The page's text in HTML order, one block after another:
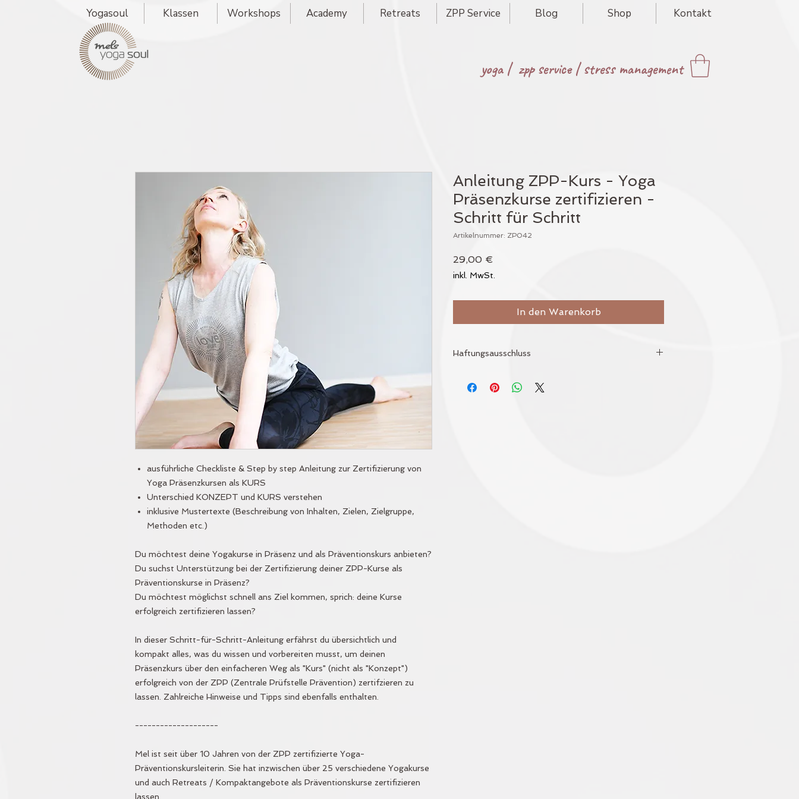
Yogasoul Klassen Workshops Academy Retreats ZPP Service Blog Shop Kontakt
yoga | zpp service|stress management
ausführliche Checkliste & Step by step Anleitung zur Zertifizierung von
Yoga Präsenzkursen als KURS
Unterschied KONZEPT und KURS verstehen
inklusive Mustertexte (Beschreibung von Inhalten, Zielen, Zielgruppe,
Methoden etc.)
Du möchtest deine Yogakurse in Präsenz und als Präventionskurs anbieten?
Du suchst Unterstützung bei der Zertifizierung deiner ZPP-Kurse als
Präventionskurse in Präsenz?
Du möchtest möglichst schnell ans Ziel kommen, sprich: deine Kurse
erfolgreich zertifizieren lassen?
In dieser Schritt-für-Schritt-Anleitung erfährst du übersichtlich und
kompakt alles, was du wissen und vorbereiten musst, um deinen
Präsenzkurs über den einfacheren Weg als "Kurs" (nicht als "Konzept")
erfolgreich von der ZPP (Zentrale Prüfstelle Prävention) zertifzieren zu
lassen. Zahlreiche Hinweise und Tipps sind ebenfalls enthalten.
--------------------
Mel ist seit über 10 Jahren von der ZPP zertifizierte Yoga-
Präventionskursleiterin. Sie hat inzwischen über 25 verschiedene Yogakurse
und auch Retreats / Kompaktangebote als Präventionskurse zertifizieren
lassen.
Anleitung ZPP-Kurs - Yoga
Präsenzkurse zertifizieren -
Schritt für Schritt
Artikelnummer: ZP042
29,00 €
inkl. MwSt.
In den Warenkorb
Haftungsausschluss
Gewissen zusammen getragen. Alle Angaben erfolgen